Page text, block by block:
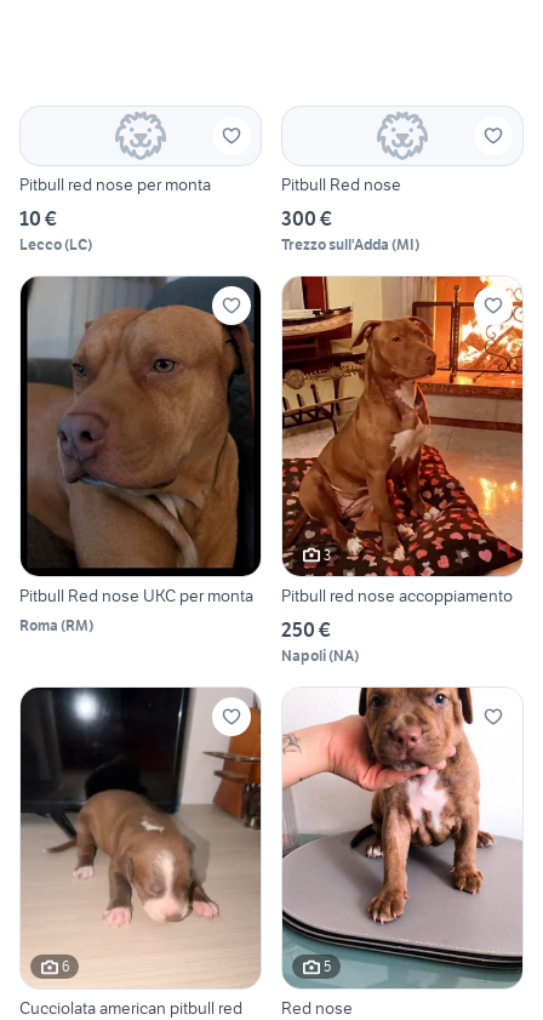
Pitbull red nose per monta
10 €
Lecco(LC)
Pitbull Red nose
300 €
Trezzo sull'Adda (MI)
Pitbull Red nose UKC per monta
Roma (RM)
3
Pitbull red nose accoppiamento
250 €
Napoli(NA)
6
Cucciolata american pitbull red
5
Red nose